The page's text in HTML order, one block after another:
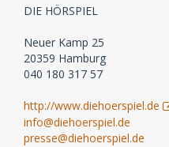
DIE HÖRSPIEL
Neuer Kamp 25
20359 Hamburg
040 180 317 57
http://www.diehoerspiel.de
info@diehoerspiel.de
presse@diehoerspiel.de